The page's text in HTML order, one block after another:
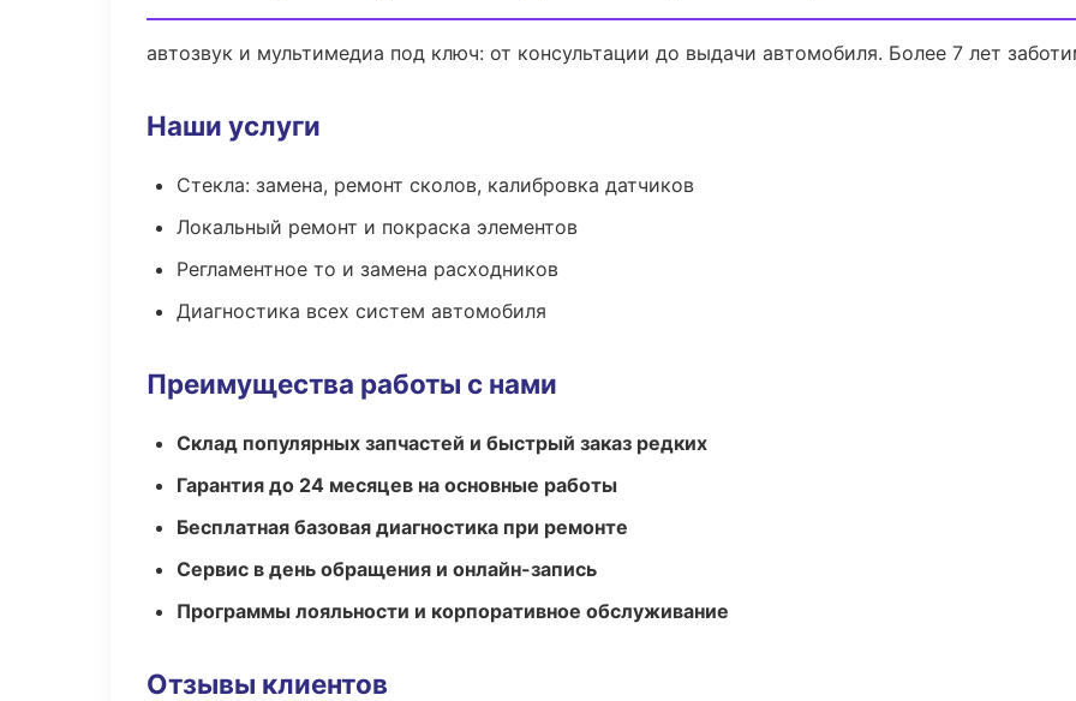
автозвук и мультимедиа под ключ: от консультации до выдачи автомобиля. Более 7 лет
Наши услуги
Стекла: замена, ремонт сколов, калибровка датчиков
Локальный ремонт и покраска элементов
Регламентное то и замена расходников
Диагностика всех систем автомобиля
Преимущества работы с нами
Склад популярных запчастей и быстрый заказ редких
Гарантия до 24 месяцев на основные работы
Бесплатная базовая диагностика при ремонте
Сервис в день обращения и онлайн-запись
Программы лояльности и корпоративное обслуживание
Отзывы клиентов